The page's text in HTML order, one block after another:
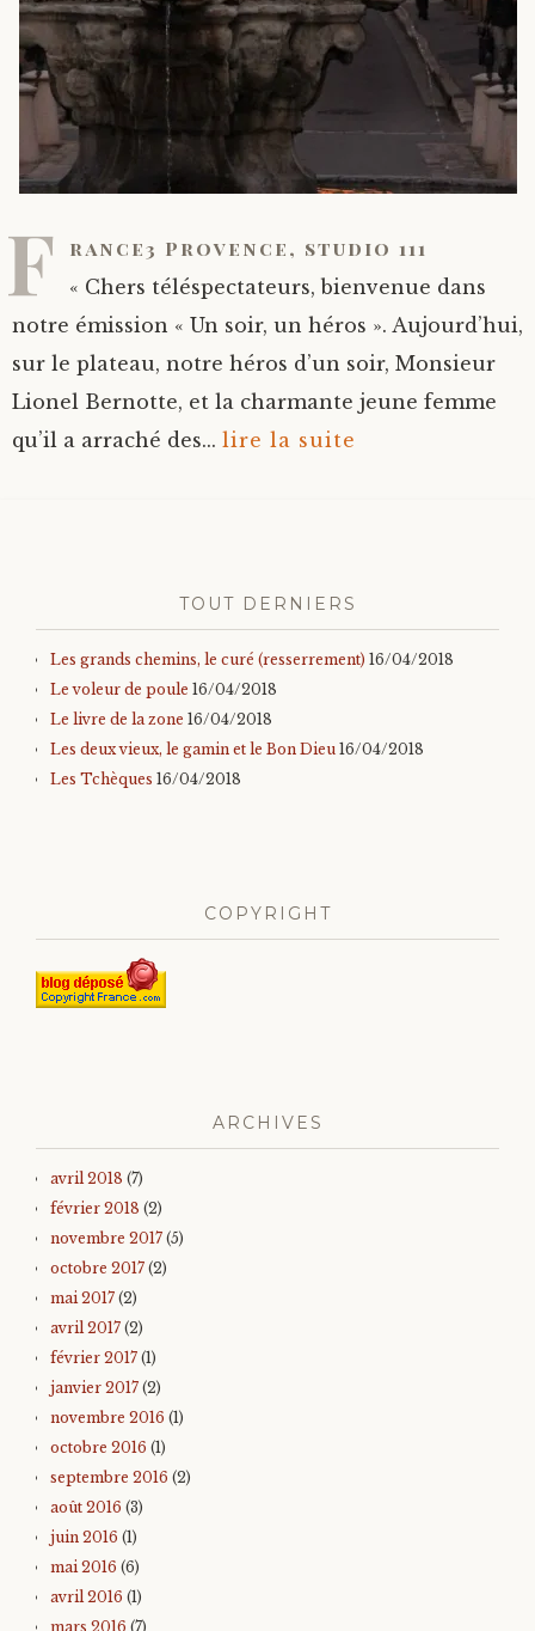
F rance3 Provence, studio 111
« Chers téléspectateurs, bienvenue dans
notre émission « Un soir, un héros ». Aujourd’hui,
sur le plateau, notre héros d’un soir, Monsieur
Lionel Bernotte, et la charmante jeune femme
qu’il a arraché des... lire la suite
TOUT DERNIERS
Les grands chemins, le curé (resserrement) 16/04/2018
Le voleur de poule 16/04/2018
Le livre de la zone 16/04/2018
Les deux vieux, le gamin et le Bon Dieu 16/04/2018
Les Tchèques 16/04/2018
COPYRIGHT
ARCHIVES
avril 2018 (7)
février 2018 (2)
novembre 2017 (5)
octobre 2017 (2)
mai 2017 (2)
avril 2017 (2)
février 2017 (1)
janvier 2017 (2)
novembre 2016 (1)
octobre 2016 (1)
septembre 2016 (2)
août 2016 (3)
juin 2016 (1)
mai 2016 (6)
avril 2016 (1)
mars 2016 (7)